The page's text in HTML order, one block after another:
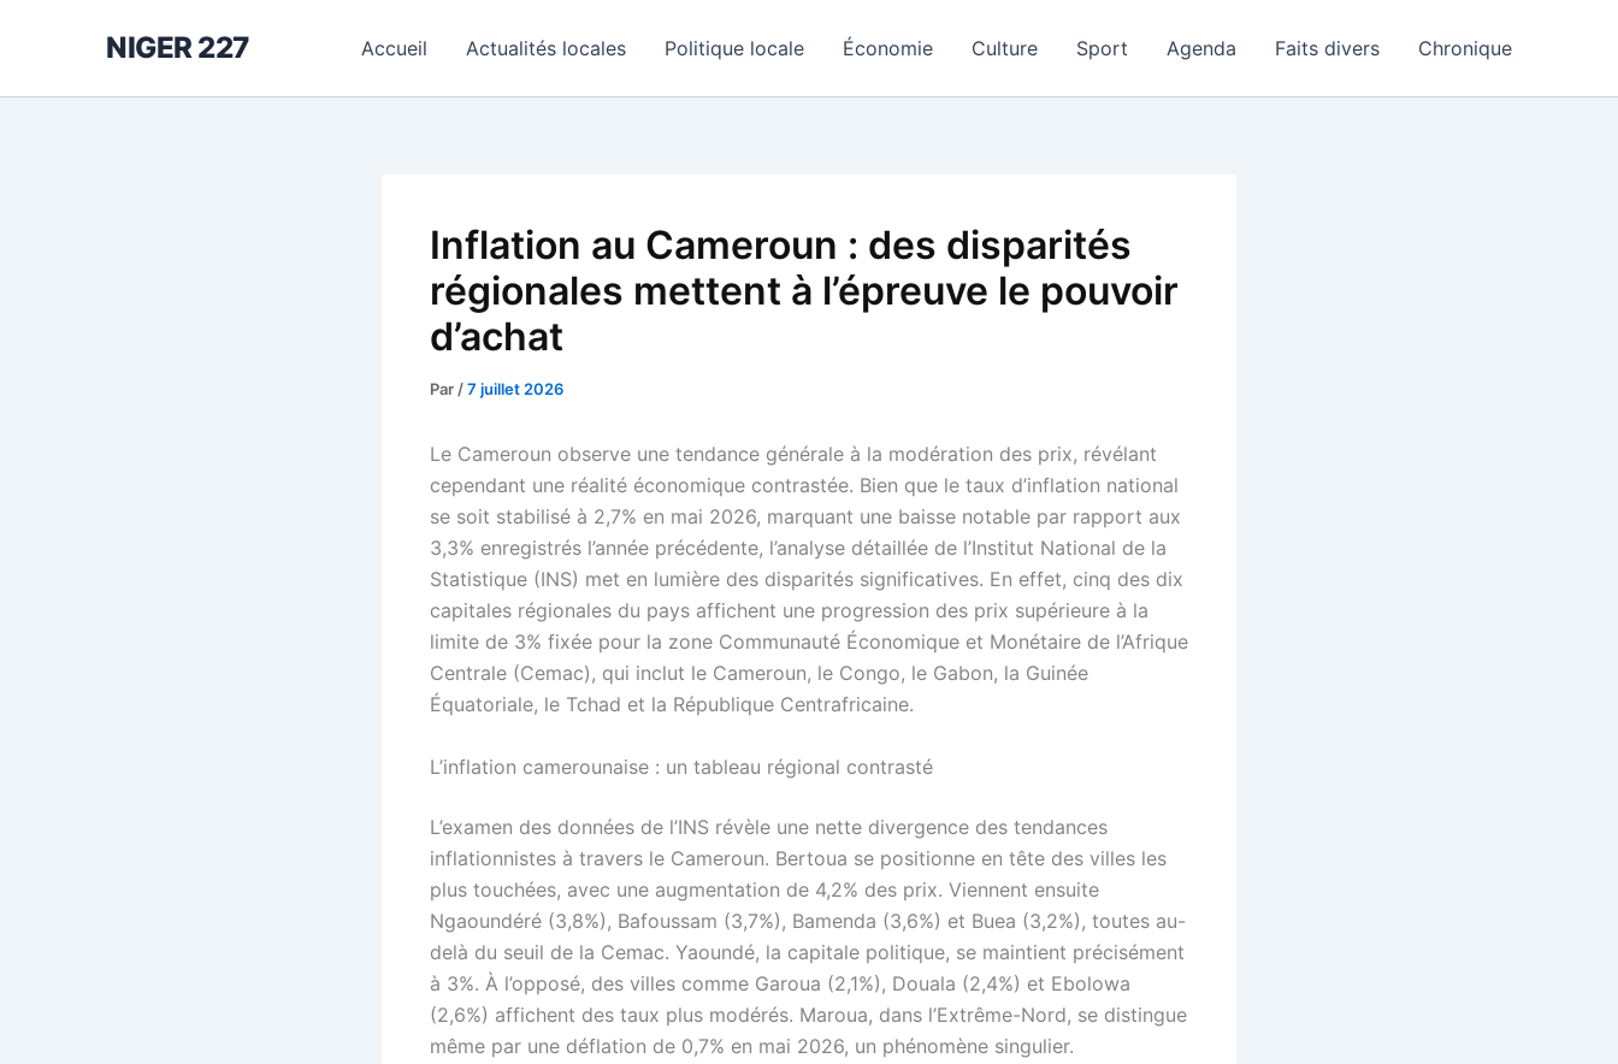
NIGER 227 Accueil Actualités locales Politique locale Économie Culture Sport Agenda Faits divers Chronique
Inflation au Cameroun : des disparités
régionales mettent à l’épreuve le pouvoir
d’achat
Par /7 juillet 2026
Le Cameroun observe une tendance générale à la modération des prix, révélant
cependant une réalité économique contrastée. Bien que le taux d’inflation national
se soit stabilisé à 2,7% en mai 2026, marquant une baisse notable par rapport aux
3,3% enregistrés l’année précédente, l’analyse détaillée de l’Institut National de la
Statistique (INS) met en lumière des disparités significatives. En effet, cinq des dix
capitales régionales du pays affichent une progression des prix supérieure à la
limite de 3% fixée pour la zone Communauté Économique et Monétaire de l’Afrique
Centrale (Cemac), qui inclut le Cameroun, le Congo, le Gabon, la Guinée
Équatoriale, le Tchad et la République Centrafricaine.
L’inflation camerounaise : un tableau régional contrasté
L’examen des données de l’INS révèle une nette divergence des tendances
inflationnistes à travers le Cameroun. Bertoua se positionne en tête des villes les
plus touchées, avec une augmentation de 4,2% des prix. Viennent ensuite
Ngaoundéré (3,8%), Bafoussam (3,7%), Bamenda (3,6%) et Buea (3,2%), toutes au-
delà du seuil de la Cemac. Yaoundé, la capitale politique, se maintient précisément
à 3%. À l’opposé, des villes comme Garoua (2,1%), Douala (2,4%) et Ebolowa
(2,6%) affichent des taux plus modérés. Maroua, dans l’Extrême-Nord, se distingue
même par une déflation de 0,7% en mai 2026, un phénomène singulier.